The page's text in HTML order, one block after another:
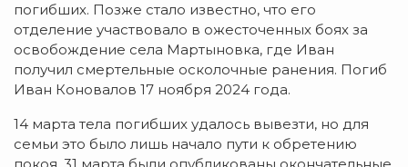
погибших. Позже стало известно, что его
отделение участвовало в ожесточенных боях за
освобождение села Мартыновка, где Иван
получил смертельные осколочные ранения. Погиб
Иван Коновалов 17 ноября 2024 года.
14 марта тела погибших удалось вывезти, но для
семьи это было лишь начало пути к обретению